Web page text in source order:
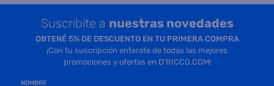
Suscribite anuestras novedades
OBTENÉ 5% DE DESCUENTO EN TU PRIMERA COMPRA